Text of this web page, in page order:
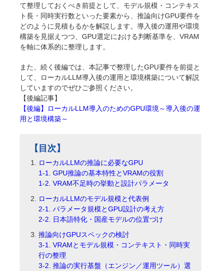
て整理しておくべき前提として、モデル規模・コンテキス
ト長・同時実行数といった要素から、推論向けGPU要件を
どのように見積もるかを解説します。導入後の運用や環境
構築を見据えつつ、GPU選定における判断基準を、VRAM
を軸に体系的に整理します。
また、続く後編では、本記事で整理したGPU要件を前提と
して、ローカルLLM導入後の運用と環境構築について解説
していますのでぜひご参照ください。
【後編記事】
【後編】ローカルLLM導入のためのGPU環境～導入後の運
用と環境構築～
【目次】
ローカルLLMの推論に必要なGPU
1-1. GPU推論の基本特性とVRAMの役割
1-2. VRAM不足時の挙動と設計パラメータ
ローカルLLMのモデル規模と代表例
2-1. パラメータ規模とGPU設計の考え方
2-2. 日本語特化・国産モデルの位置づけ
推論向けGPUスペックの検討
3-1. VRAMとモデル規模・コンテキスト・同時実
行の整理
3-2. 推論の実行基盤（エンジン／運用ツール）選